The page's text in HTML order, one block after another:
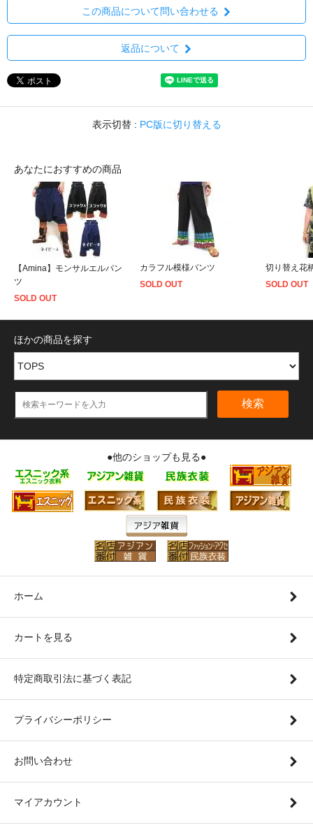
この商品について問い合わせる
返品について
表示切替 : PC版に切り替える
あなたにおすすめの商品
【Amina】モンサルエルパン
ツ
SOLD OUT
カラフル模様パンツ
SOLD OUT
切り替え花
SOLD OUT
ほかの商品を探す
検索
●他のショップも見る●
ホーム
カートを見る
特定商取引法に基づく表記
プライバシーポリシー
お問い合わせ
マイアカウント